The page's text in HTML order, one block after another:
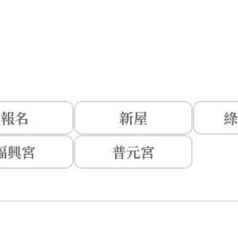
報名 新屋
興宮 普元宮